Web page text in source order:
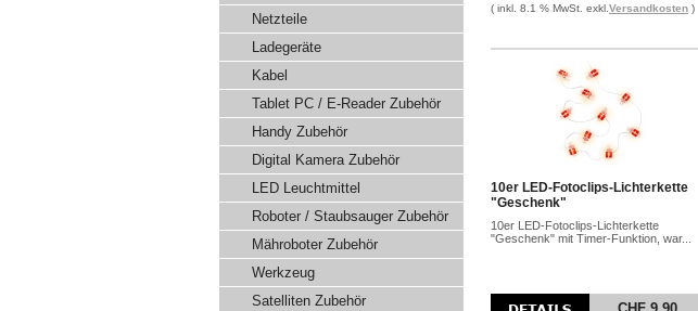
Netzteile
Ladegeräte
Kabel
Tablet PC / E-Reader Zubehör
Handy Zubehör
Digital Kamera Zubehör
LED Leuchtmittel
Roboter / Staubsauger Zubehör
Mähroboter Zubehör
Werkzeug
Satelliten Zubehör
( inkl. 8.1 % MwSt. exkl. Versandkosten )
10er LED-Fotoclips-Lichterkette
"Geschenk"
10er LED-Fotoclips-Lichterkette
"Geschenk" mit Timer-Funktion, war...